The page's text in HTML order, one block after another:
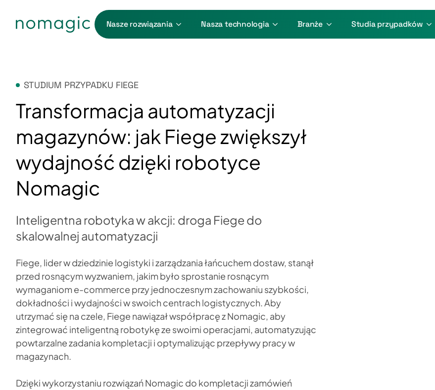
Nasze rozwiązania Nasza technologia Branże Studia przypadków
STUDIUM PRZYPADKU FIEGE
Transformacja automatyzacji
magazynów: jak Fiege zwiększył
wydajność dzięki robotyce
Nomagic
Inteligentna robotyka w akcji: droga Fiege do
skalowalnej automatyzacji
Fiege, lider w dziedzinie logistyki i zarządzania łańcuchem dostaw, stanął
przed rosnącym wyzwaniem, jakim było sprostanie rosnącym
wymaganiom e-commerce przy jednoczesnym zachowaniu szybkości,
dokładności i wydajności w swoich centrach logistycznych. Aby
utrzymać się na czele, Fiege nawiązał współpracę z Nomagic, aby
zintegrować inteligentną robotykę ze swoimi operacjami, automatyzując
powtarzalne zadania kompletacji i optymalizując przepływy pracy w
magazynach.
Dzięki wykorzystaniu rozwiązań Nomagic do kompletacji zamówień